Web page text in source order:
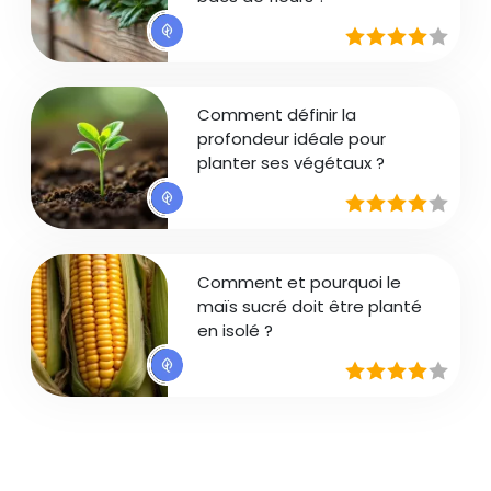
Comment définir la
profondeur idéale pour
planter ses végétaux ?
Comment et pourquoi le
maïs sucré doit être planté
en isolé ?